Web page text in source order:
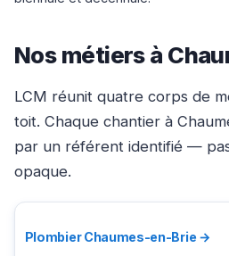
Nos métiers à
LCM réunit quatre corps de
toit. Chaque chantier à
par un référent identifié —
opaque.
Plombier Chaumes-en-Brie →